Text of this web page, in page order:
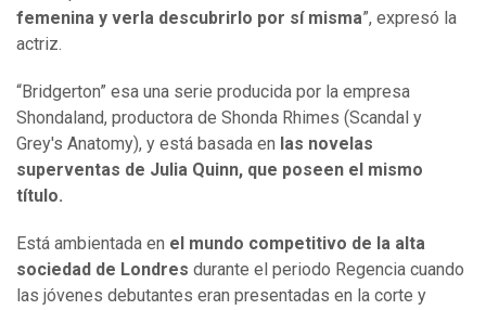
femenina y verla descubrirlo por sí misma”, expresó la
actriz.
“Bridgerton” esa una serie producida por la empresa
Shondaland, productora de Shonda Rhimes (Scandal y
Grey's Anatomy), y está basada en las novelas
superventas de Julia Quinn, que poseen el mismo
título.
Está ambientada en el mundo competitivo de la alta
sociedad de Londres durante el periodo Regencia cuando
las jóvenes debutantes eran presentadas en la corte y